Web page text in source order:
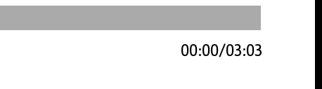
03:03
00:00